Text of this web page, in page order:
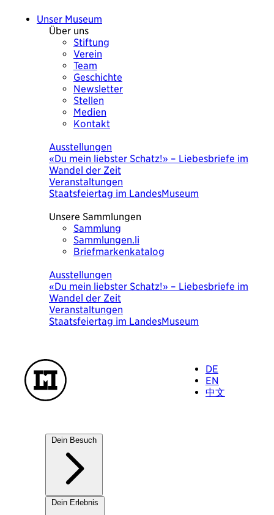
Unser Museum
Über uns
Stiftung
Verein
Team
Geschichte
Newsletter
Stellen
Medien
Kontakt
Ausstellungen
«Du mein liebster Schatz!» – Liebesbriefe im
Wandel der Zeit
Veranstaltungen
Staatsfeiertag im LandesMuseum
Unsere Sammlungen
Sammlung
Sammlungen.li
Briefmarkenkatalog
Ausstellungen
«Du mein liebster Schatz!» – Liebesbriefe im
Wandel der Zeit
Veranstaltungen
Staatsfeiertag im LandesMuseum
DE
EN
中文
Dein Besuch
Unsere Häuser
Dein Erlebnis